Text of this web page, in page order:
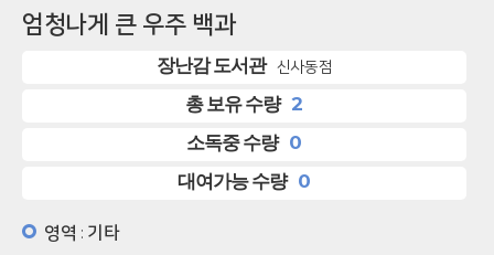
엄청나게 큰 우주 백과
장난감 도서관 신사동점
총 보유 수량 2
소독중 수량 0
대여가능 수량 0
영역 : 기타